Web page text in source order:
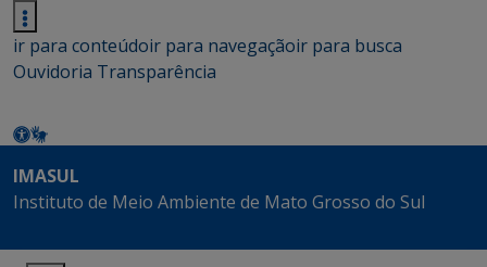
ir para conteúdoir para navegaçãoir para busca
Ouvidoria Transparência
IMASUL
Instituto de Meio Ambiente de Mato Grosso do Sul